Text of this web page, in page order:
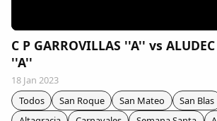
Comunidad
Colaboradores
C P GARROVILLAS ''A'' vs
''A''
18 Jan 2023
Todos
San Roque San Mateo San Blas